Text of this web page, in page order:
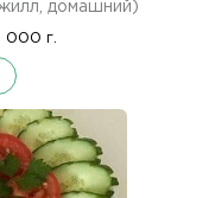
домашний)
000 г.